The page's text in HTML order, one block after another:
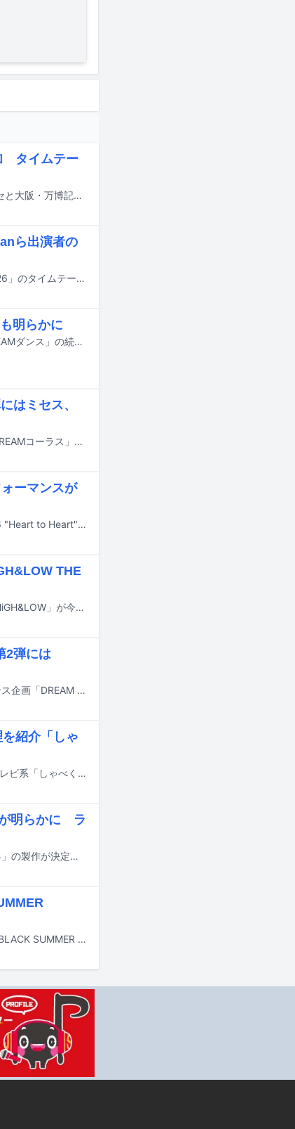
タイムテー
8月14日から16日までの3日間にわたり、千葉・ZOZOマリンスタジアム＆幕張メッセと大阪・万博記念公園で行われる音楽フェスティバル「SUMMER SONIC 2026」の追加出演アーティストが発表された。
ら出演者の
明日7月18日にTBS系で8時間にわたって放送される夏の大型音楽特番「音楽の日2026」のタイムテーブルが発表された。
明らかに
7月18日にオンエアされるTBS系の夏の大型音楽特番「音楽の日2026」の企画「DREAMダンス」の続報が明らかに。番組の出演アーティスト第4弾やそのほかの企画詳細も発表された。
はミセス、
7月18日にオンエアされるTBS系の夏の大型音楽特番「音楽の日2026」の新企画「DREAMコーラス」の詳細と、出演アーティスト第3弾が発表された。
ーマンスが
EXILE ATSUSHIにとって5度目となる単独ツアー「EXILE ATSUSHI LIVE TOUR 2026 "Heart to Heart" Season 3」が本日7月4日に千葉・LaLa arena TOKYO-BAYで開幕した。
THE
EXILE HIROが総合プロデュースを手がける総合エンタテインメントプロジェクト「HiGH&LOW」が今年で10周年を迎えた。これを記念して7月18日に東京・新宿ピカデリーで行われる一夜限りのオールナイト上映会にて、映画「HiGH&LOW THE MOVIE」「HiGH&LOW THE RED RAIN」「HiGH&LOW THE MOVIE 2 / END OF SKY」が上映されることが決定した。
2弾には
7月18日にオンエアされるTBS系の夏の大型音楽特番「音楽の日2026」の恒例のダンス企画「DREAM ダンス」の詳細および出演アーティスト第2弾が発表された。
紹介「しゃ
EXILE SHOKICHI、橋本良亮（A.B.C-Z）が明日6月29日21:00より放送される日本テレビ系「しゃべくり007」にゲスト出演する。
が明らかに ラ
「HiGH&LOW」シリーズの最新作にして最終章となる映画「HiGH&LOW THE 新世界」の製作が決定。2027年に公開されることが明らかになった。
プロ野球パ・リーグの千葉ロッテマリーンズが7月10日より恒例のイベントゲーム「BLACK SUMMER WEEK supported by クーリッシュ」を開催する。このうち7月11日の対オリックス・バファローズ戦に、EXILE B HAPPYのTETSUYA（EXILE、EXILE THE SECOND）と中務裕太（GENERATIONS）が来場することが発表された。